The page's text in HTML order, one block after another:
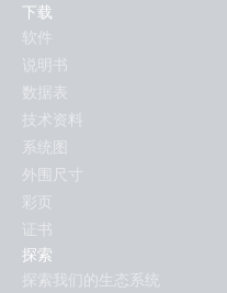
探索
探索我们的生态系统
下载
软件
说明书
数据表
技术资料
系统图
外围尺寸
彩页
证书